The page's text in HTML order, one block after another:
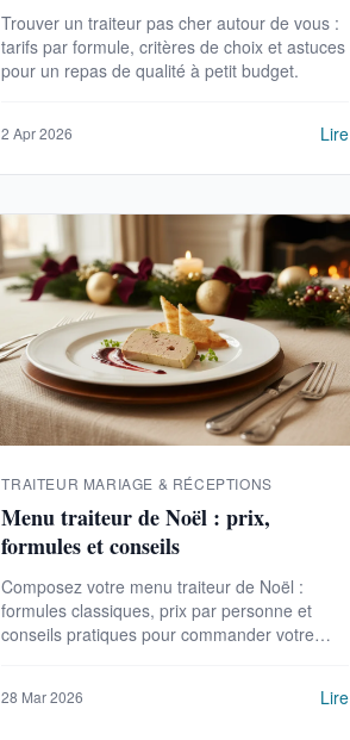
Trouver un traiteur pas cher autour de vous :
tarifs par formule, critères de choix et astuces
pour un repas de qualité à petit budget.
2 Apr 2026 Lire
TRAITEUR MARIAGE & RÉCEPTIONS
Menu traiteur de Noël : prix,
formules et conseils
Composez votre menu traiteur de Noël :
formules classiques, prix par personne et
conseils pratiques pour commander votre
28 Mar 2026 Lire